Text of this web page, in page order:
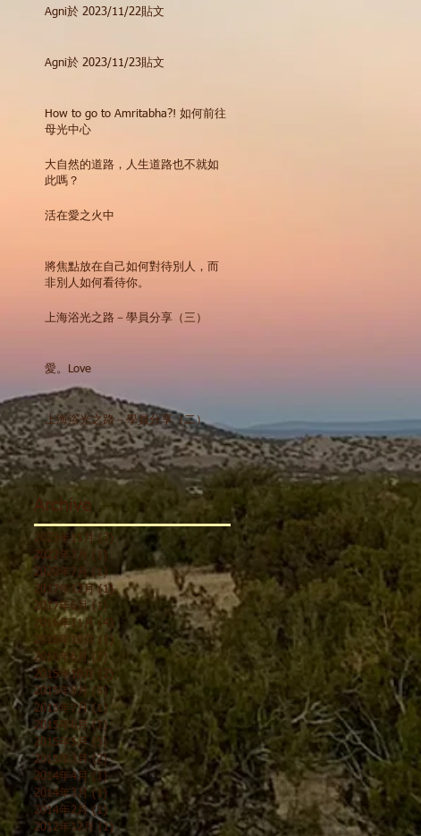
Agni於 2023/11/22貼文
Agni於 2023/11/23貼文
How to go to Amritabha?! 如何前往
母光中心
大自然的道路，人生道路也不就如
此嗎？
活在愛之火中
將焦點放在自己如何對待別人，而
非別人如何看待你。
上海浴光之路－學員分享（三）
愛。Love
上海浴光之路－學員分享（二）
Archive
2023年11月 (3) 3 篇文章
2022年3月
(1) 1 篇文章
2020年7月 (1)1 篇文章
2017年12月 (1)1 篇文章
2017年6月 (1) 1 篇文章
2016年11月 (4) 4 篇文章
2016年10月
(1) 1 篇文章
2016年6月 (2) 2 篇文章
2015年10月
(2) 2 篇文章
2015年8月 (5)5 篇文章
2015年7月 (1)1 篇文章
2015年6月 (1)1 篇文章
2015年5月 (5) 5 篇文章
2015年3月
(2)2 篇文章
2014年4月 (1)1 篇文章
2014年3月 (1) 1 篇文章
2014年2月 (1)1 篇文章
2012年12月
(1)1 篇文章